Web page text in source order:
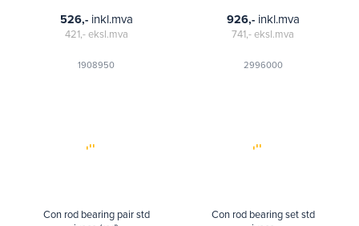
1908950
526,- inkl.mva
421,-eksl.mva
2996000
926,- inkl.mva
741,-eksl.mva
Con rod bearing pair std
Con rod bearing set std